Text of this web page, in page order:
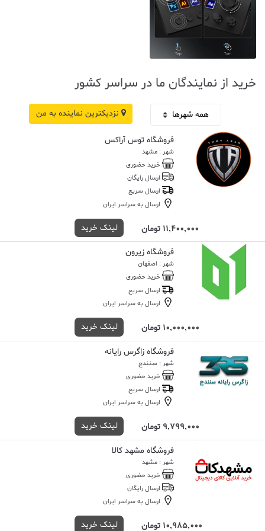
خرید از نمایندگان ما در سراسر کشور
نزدیکترین نماینده به من
فروشگاه توس آراکس
شهر : مشهد
خرید حضوری
ارسال رایگان
ارسال سریع
ارسال به سراسر ایران
11,400,000 تومان لینک خرید
فروشگاه زیرون
شهر : اصفهان
خرید حضوری
ارسال سریع
ارسال به سراسر ایران
10,000,000 تومان لینک خرید
فروشگاه زاگرس رایانه
شهر : سنندج
خرید حضوری
ارسال سریع
ارسال به سراسر ایران
9,799,000 تومان لینک خرید
فروشگاه مشهد کالا
شهر : مشهد
خرید حضوری
ارسال رایگان
ارسال به سراسر ایران
10,985,000 تومان لینک خرید